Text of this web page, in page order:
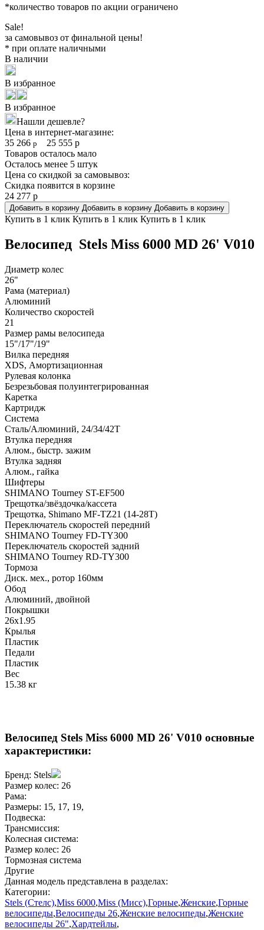
*количество товаров по акции ограничено
Sale!
за самовывоз от финальной цены!
* при оплате наличными
В наличии
В избранное
В избранное
Нашли дешевле?
Цена в интернет-магазине:
35 266 р 25 555 р
Товаров осталось мало
Осталось менее 5 штук
Цена со скидкой за самовывоз:
Скидка появится в корзине
24 277 р
Добавить в корзину Добавить в корзину Добавить в корзину
Купить в 1 клик Купить в 1 клик Купить в 1 клик
Велосипед Stels Miss 6000 MD 26' V010
Диаметр колес
26"
Рама (материал)
Алюминий
Количество скоростей
21
Размер рамы велосипеда
15"/17"/19"
Вилка передняя
XDS, Амортизационная
Рулевая колонка
Безрезьбовая полуинтегрированная
Каретка
Картридж
Система
Сталь/Алюминий, 24/34/42Т
Втулка передняя
Алюм., быстр. зажим
Втулка задняя
Алюм., гайка
Шифтеры
SHIMANO Tourney ST-EF500
Трещотка/звёздочка/кассета
Трещотка, Shimano MF-TZ21 (14-28T)
Переключатель скоростей передний
SHIMANO Tourney FD-TY300
Переключатель скоростей задний
SHIMANO Tourney RD-TY300
Тормоза
Диск. мех., ротор 160мм
Обод
Алюминий, двойной
Покрышки
26x1.95
Крылья
Пластик
Педали
Пластик
Вес
15.38 кг
Велосипед Stels Miss 6000 MD 26' V010 основные
характеристики:
Бренд: Stels
Размер колес: 26
Рама:
Размеры: 15, 17, 19,
Подвеска:
Трансмиссия:
Колесная система:
Размер колес: 26
Тормозная система
Другие
Данная модель представлена в разделах:
Категории:
Stels (Стелс),Miss 6000,Miss (Мисс),Горные,Женские,Горные
велосипеды,Велосипеды 26,Женские велосипеды,Женские
велосипеды 26",Хардтейлы,